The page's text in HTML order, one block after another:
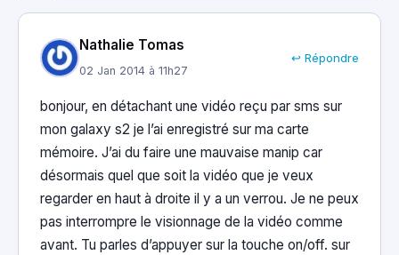
Nathalie Tomas
02 Jan 2014 à 11h27
↩ Répondre
bonjour, en détachant une vidéo reçu par sms sur
mon galaxy s2 je l’ai enregistré sur ma carte
mémoire. J’ai du faire une mauvaise manip car
désormais quel que soit la vidéo que je veux
regarder en haut à droite il y a un verrou. Je ne peux
pas interrompre le visionnage de la vidéo comme
avant. Tu parles d’appuyer sur la touche on/off. sur